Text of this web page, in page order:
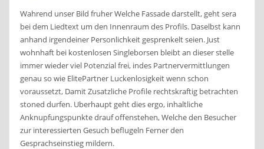
Wahrend unser Bild fruher Welche Fassade darstellt, geht sera
bei dem Liedtext um den Innenraum des Profils. Daselbst kann
anhand irgendeiner Personlichkeit gesprenkelt seien. Just
wohnhaft bei kostenlosen Singleborsen bleibt an dieser stelle
immer wieder viel Potenzial frei, indes Partnervermittlungen
genau so wie ElitePartner Luckenlosigkeit wenn schon
voraussetzt, Damit Zusatzliche Profile rechtskraftig betrachten
stoned durfen. Uberhaupt geht dies ergo, inhaltliche
Anknupfungspunkte drauf offenstehen, Welche den Besucher
zur interessierten Gesuch beflugeln Ferner den
Gesprachseinstieg mildern.